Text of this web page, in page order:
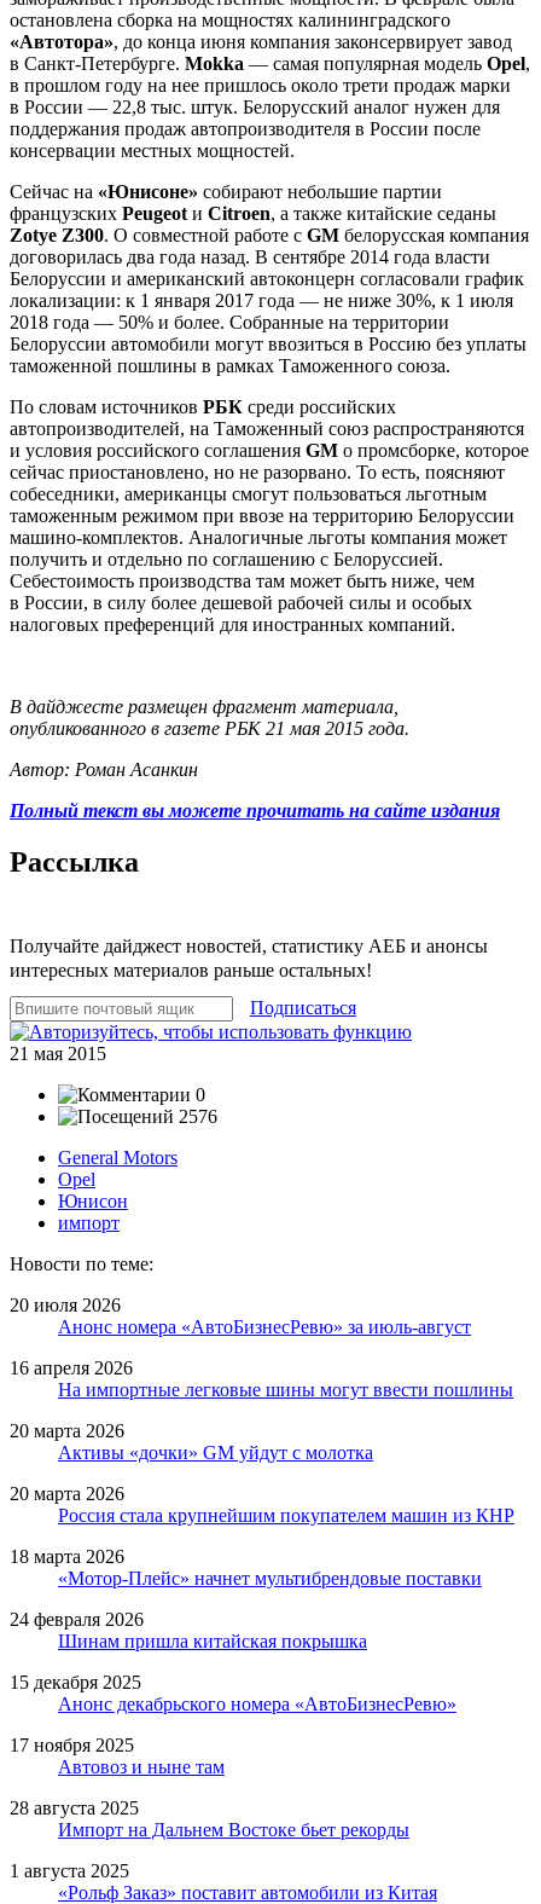
остановлена сборка на мощностях калининградского
«Автотора», до конца июня компания законсервирует завод
в Санкт-Петербурге. Mokka — самая популярная модель Opel,
в прошлом году на нее пришлось около трети продаж марки
в России — 22,8 тыс. штук. Белорусский аналог нужен для
поддержания продаж автопроизводителя в России после
консервации местных мощностей.
Сейчас на «Юнисоне» собирают небольшие партии
французских Peugeot и Citroen, а также китайские седаны
Zotye Z300. О совместной работе с GM белорусская компания
договорилась два года назад. В сентябре 2014 года власти
Белоруссии и американский автоконцерн согласовали график
локализации: к 1 января 2017 года — не ниже 30%, к 1 июля
2018 года — 50% и более. Собранные на территории
Белоруссии автомобили могут ввозиться в Россию без уплаты
таможенной пошлины в рамках Таможенного союза.
По словам источников РБК среди российских
автопроизводителей, на Таможенный союз распространяются
и условия российского соглашения GM о промсборке, которое
сейчас приостановлено, но не разорвано. То есть, поясняют
собеседники, американцы смогут пользоваться льготным
таможенным режимом при ввозе на территорию Белоруссии
машино-комплектов. Аналогичные льготы компания может
получить и отдельно по соглашению с Белоруссией.
Себестоимость производства там может быть ниже, чем
в России, в силу более дешевой рабочей силы и особых
налоговых преференций для иностранных компаний.
В дайджесте размещен фрагмент материала,
опубликованного в газете РБК 21 мая 2015 года.
Автор: Роман Асанкин
Полный текст вы можете прочитать на сайте издания
Рассылка
Получайте дайджест новостей, статистику АЕБ и анонсы
интересных материалов раньше остальных!
Подписаться
21 мая 2015
0
2576
General Motors
Opel
Юнисон
импорт
Новости по теме:
20 июля 2026
Анонс номера «АвтоБизнесРевю» за июль-август
16 апреля 2026
На импортные легковые шины могут ввести пошлины
20 марта 2026
Активы «дочки» GM уйдут с молотка
20 марта 2026
Россия стала крупнейшим покупателем машин из КНР
18 марта 2026
«Мотор-Плейс» начнет мультибрендовые поставки
24 февраля 2026
Шинам пришла китайская покрышка
15 декабря 2025
Анонс декабрьского номера «АвтоБизнесРевю»
17 ноября 2025
Автовоз и ныне там
28 августа 2025
Импорт на Дальнем Востоке бьет рекорды
1 августа 2025
«Рольф Заказ» поставит автомобили из Китая